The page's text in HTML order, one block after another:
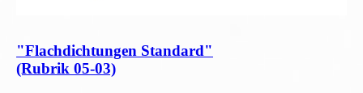
"Flachdichtungen Standard"
(Rubrik 05-03)